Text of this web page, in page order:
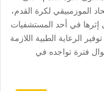
الموزمبيقي لكرة القدم،
في أحد المستشفيات
الرعاية الطبية اللازمة
فترة تواجده في